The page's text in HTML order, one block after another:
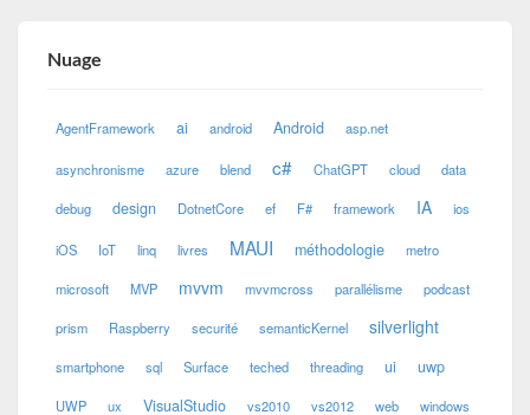
Nuage
AgentFramework ai android Android asp.net
asynchronisme azure blend c# ChatGPT cloud data
debug design DotnetCore ef F# framework IA ios
iOS IoT linq livres MAUI méthodologie metro
microsoft MVP mvvm mvvmcross parallélisme podcast
prism Raspberry securité semanticKernel silverlight
smartphone sql Surface teched threading ui uwp
UWP ux VisualStudio vs2010 vs2012 web windows